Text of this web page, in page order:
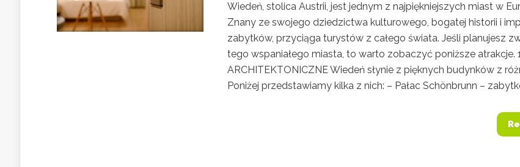
Wiedeń, stolica Austrii, jest jednym z najpiękniejszych miast w
Znany ze swojego dziedzictwa kulturowego, bogatej historii i
zabytków, przyciąga turystów z całego świata. Jeśli planujesz
tego wspaniałego miasta, to warto zobaczyć poniższe atrakcje.
ARCHITEKTONICZNE Wiedeń słynie z pięknych budynków z
Poniżej przedstawiamy kilka z nich: – Pałac Schönbrunn –